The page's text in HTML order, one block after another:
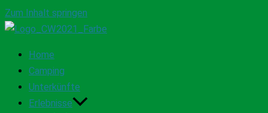
Zum Inhalt springen
Home
Camping
Unterkünfte
Erlebnisse